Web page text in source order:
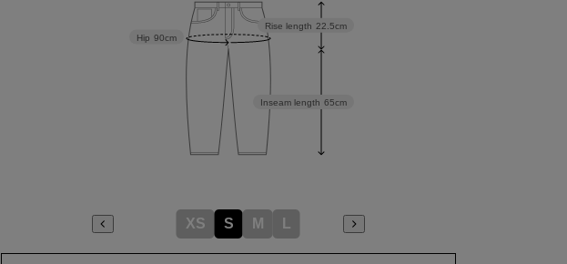
Inseam length 65cm
Rise length 22.5cm
Hip 90cm
XS S M L